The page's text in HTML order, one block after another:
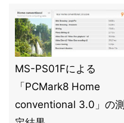
MS-PS01Fによる
「PCMark8 Home
conventional 3.0」の測